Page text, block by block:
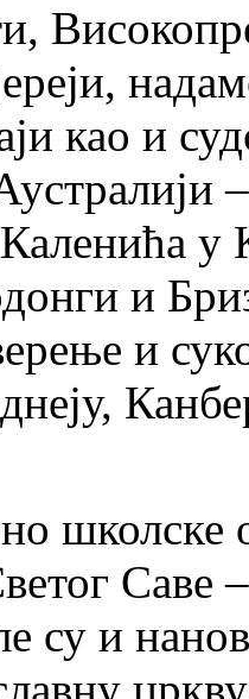
као и
у
и
и
школске
Саве
су и